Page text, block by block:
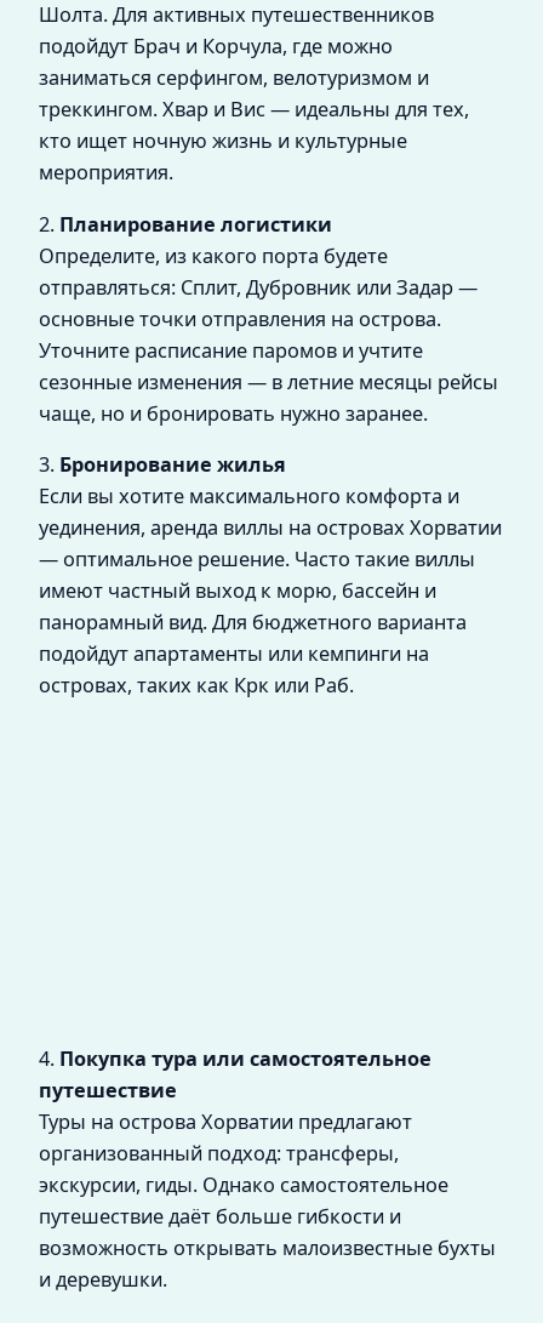
Шолта. Для активных путешественников
подойдут Брач и Корчула, где можно
заниматься серфингом, велотуризмом и
треккингом. Хвар и Вис — идеальны для тех,
кто ищет ночную жизнь и культурные
мероприятия.
2. Планирование логистики
Определите, из какого порта будете
отправляться: Сплит, Дубровник или Задар —
основные точки отправления на острова.
Уточните расписание паромов и учтите
сезонные изменения — в летние месяцы рейсы
чаще, но и бронировать нужно заранее.
3. Бронирование жилья
Если вы хотите максимального комфорта и
уединения, аренда виллы на островах Хорватии
— оптимальное решение. Часто такие виллы
имеют частный выход к морю, бассейн и
панорамный вид. Для бюджетного варианта
подойдут апартаменты или кемпинги на
островах, таких как Крк или Раб.
4. Покупка тура или самостоятельное
путешествие
Туры на острова Хорватии предлагают
организованный подход: трансферы,
экскурсии, гиды. Однако самостоятельное
путешествие даёт больше гибкости и
возможность открывать малоизвестные бухты
и деревушки.